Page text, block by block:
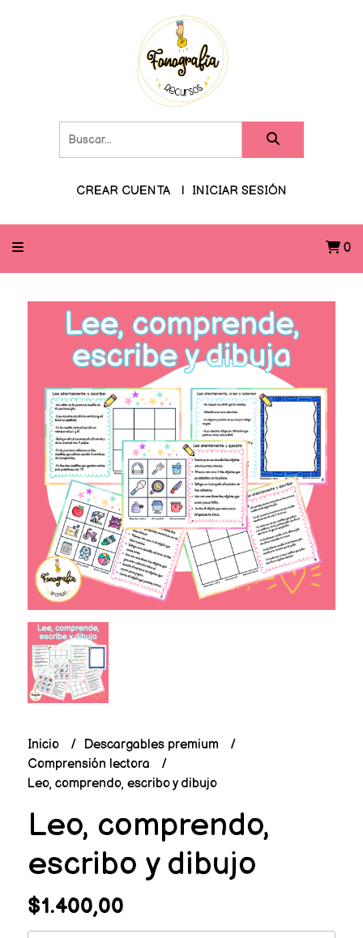
CREAR CUENTA INICIAR SESIÓN
0
Inicio
Descargables premium
Comprensión lectora
Leo, comprendo, escribo y dibujo
Leo, comprendo,
escribo y dibujo
$1.400,00